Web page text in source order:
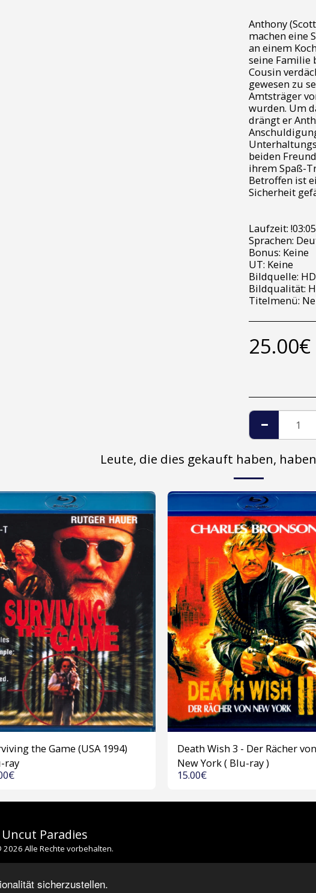
sicherzustellen.
Anthony
machen eine
an einem
seine Familie
Cousin
gewesen zu
Amtsträger
wurden. Um
drängt er
beiden
ihrem Spaß-
Betroffen ist
Sicherheit
Laufzeit:
Sprachen:
Bonus: Keine
UT: Keine
Bildquelle:
Bildqualität:
Titelmenü:
25.00€
Leute, die dies gekauft haben,
the Game (USA 1994)
ray
€
Death Wish 3 - Der Rächer von
New York ( Blu-ray )
15.00€
Uncut Paradies
Alle Rechte vorbehalten.